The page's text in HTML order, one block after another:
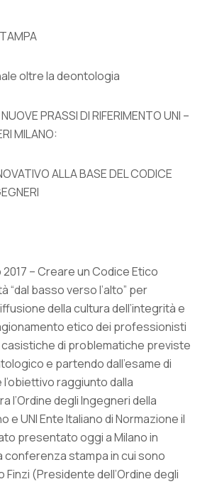
oltre la deontologia
PRASSI DI RIFERIMENTO UNI –
MILANO:
ALLA BASE DEL CODICE
– Creare un Codice Etico
“dal basso verso l’alto” per
della cultura dell’integrità e
etico dei professionisti
di problematiche previste
e partendo dall’esame di
raggiunto dalla
l’Ordine degli Ingegneri della
e UNI Ente Italiano di Normazione il
presentato oggi a Milano in
conferenza stampa in cui sono
(Presidente dell’Ordine degli